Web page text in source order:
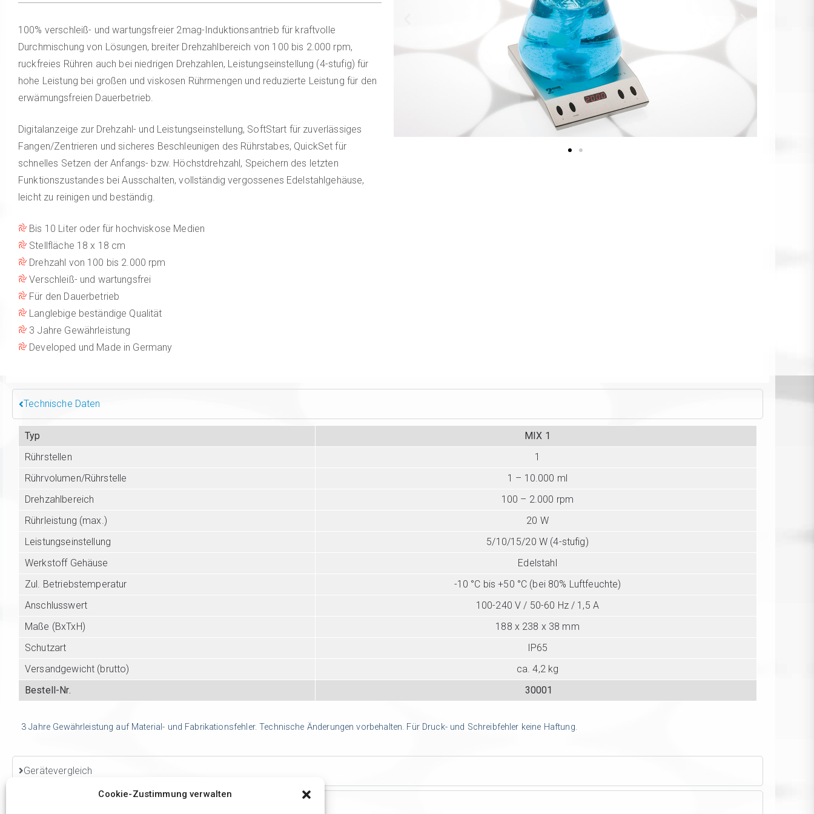
Cookie-Zustimmung verwalten
100% verschleiß- und wartungsfreier 2mag-Induktionsantrieb für kraftvolle
Durchmischung von Lösungen, breiter Drehzahlbereich von 100 bis 2.000 rpm,
ruckfreies Rühren auch bei niedrigen Drehzahlen, Leistungseinstellung (4-stufig) für
hohe Leistung bei großen und viskosen Rührmengen und reduzierte Leistung für den
erwämungsfreien Dauerbetrieb.
Digitalanzeige zur Drehzahl- und Leistungseinstellung, SoftStart für zuverlässiges
Fangen/Zentrieren und sicheres Beschleunigen des Rührstabes, QuickSet für
schnelles Setzen der Anfangs- bzw. Höchstdrehzahl, Speichern des letzten
Funktionszustandes bei Ausschalten, vollständig vergossenes Edelstahlgehäuse,
leicht zu reinigen und beständig.
Bis 10 Liter oder für hochviskose Medien
Stellfläche 18 x 18 cm
Drehzahl von 100 bis 2.000 rpm
Verschleiß- und wartungsfrei
Für den Dauerbetrieb
Langlebige beständige Qualität
3 Jahre Gewährleistung
Developed und Made in Germany
Technische Daten
Typ
MIX 1
Rührstellen
1
Rührvolumen/Rührstelle
1 – 10.000 ml
Drehzahlbereich
100 – 2.000 rpm
Rührleistung (max.)
20 W
Leistungseinstellung
5/10/15/20 W (4-stufig)
Werkstoff Gehäuse
Edelstahl
Zul. Betriebstemperatur
-10 °C bis +50 °C (bei 80% Luftfeuchte)
Anschlusswert
100-240 V / 50-60 Hz / 1,5 A
Maße (BxTxH)
188 x 238 x 38 mm
Schutzart
IP65
Versandgewicht (brutto)
ca. 4,2 kg
Bestell-Nr.
30001
3 Jahre Gewährleistung auf Material- und Fabrikationsfehler. Technische Änderungen vorbehalten. Für Druck- und Schreibfehler keine Haftung.
Gerätevergleich